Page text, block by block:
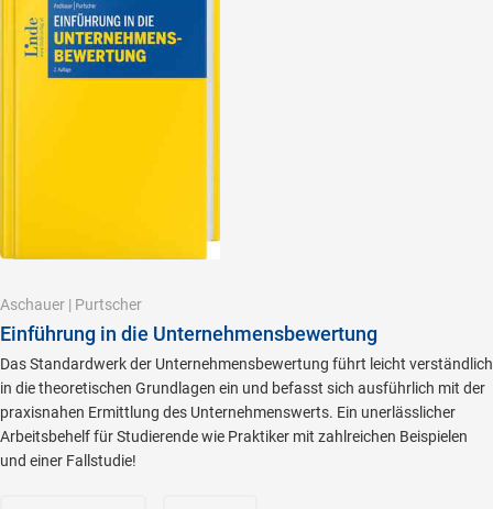
Aschauer | Purtscher
Einführung in die Unternehmensbewertung
Das Standardwerk der Unternehmensbewertung führt leicht verständlich
in die theoretischen Grundlagen ein und befasst sich ausführlich mit der
praxisnahen Ermittlung des Unternehmenswerts. Ein unerlässlicher
Arbeitsbehelf für Studierende wie Praktiker mit zahlreichen Beispielen
und einer Fallstudie!